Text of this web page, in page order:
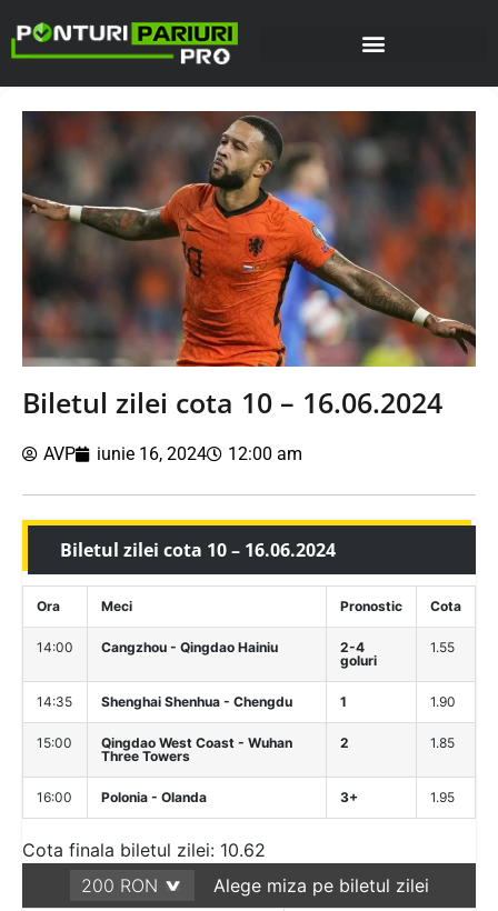
Biletul zilei cota 10 – 16.06.2024
AVP iunie 16, 2024 12:00 am
Biletul zilei cota 10 – 16.06.2024
Ora Meci Pronostic Cota
14:00 Cangzhou - Qingdao Hainiu
2-4
goluri
1.55
14:35 Shenghai Shenhua - Chengdu 1 1.90
15:00
Qingdao West Coast - Wuhan
Three Towers
2 1.85
16:00 Polonia - Olanda 3+ 1.95
Cota finala biletul zilei: 10.62
Alege miza pe biletul zilei